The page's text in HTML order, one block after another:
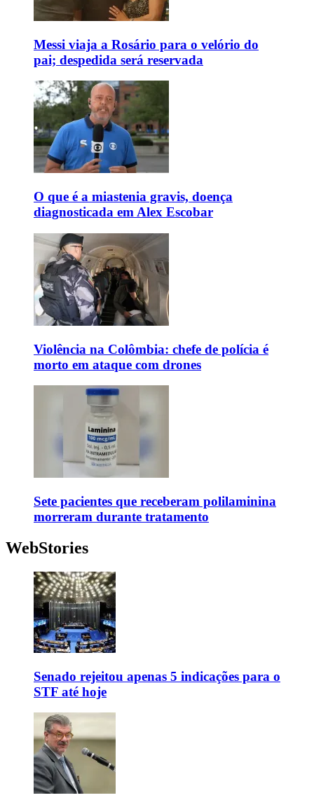
Messi viaja a Rosário para o velório do
pai; despedida será reservada
O que é a miastenia gravis, doença
diagnosticada em Alex Escobar
Violência na Colômbia: chefe de polícia é
morto em ataque com drones
Sete pacientes que receberam polilaminina
morreram durante tratamento
WebStories
Senado rejeitou apenas 5 indicações para o
STF até hoje